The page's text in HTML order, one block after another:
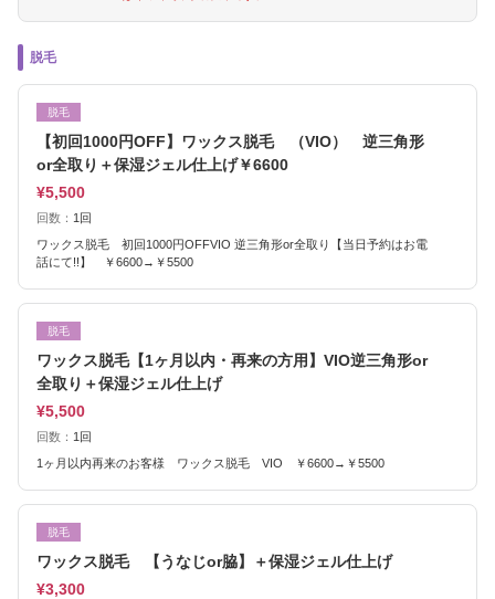
脱毛
脱毛
【初回1000円OFF】ワックス脱毛 （VIO） 逆三角形
or全取り＋保湿ジェル仕上げ￥6600
¥5,500
回数： 1回
ワックス脱毛 初回1000円OFFVIO 逆三角形or全取り【当日予約はお電
話にて!!】 ￥6600→￥5500
脱毛
ワックス脱毛【1ヶ月以内・再来の方用】VIO逆三角形or
全取り＋保湿ジェル仕上げ
¥5,500
回数： 1回
1ヶ月以内再来のお客様 ワックス脱毛 VIO ￥6600→￥5500
脱毛
ワックス脱毛 【うなじor脇】＋保湿ジェル仕上げ
¥3,300